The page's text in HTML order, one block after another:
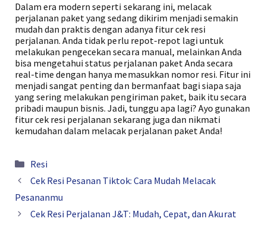
Dalam era modern seperti sekarang ini, melacak
perjalanan paket yang sedang dikirim menjadi semakin
mudah dan praktis dengan adanya fitur cek resi
perjalanan. Anda tidak perlu repot-repot lagi untuk
melakukan pengecekan secara manual, melainkan Anda
bisa mengetahui status perjalanan paket Anda secara
real-time dengan hanya memasukkan nomor resi. Fitur ini
menjadi sangat penting dan bermanfaat bagi siapa saja
yang sering melakukan pengiriman paket, baik itu secara
pribadi maupun bisnis. Jadi, tunggu apa lagi? Ayo gunakan
fitur cek resi perjalanan sekarang juga dan nikmati
kemudahan dalam melacak perjalanan paket Anda!
Kategori
Resi
Cek Resi Pesanan Tiktok: Cara Mudah Melacak
Pesananmu
Cek Resi Perjalanan J&T: Mudah, Cepat, dan Akurat